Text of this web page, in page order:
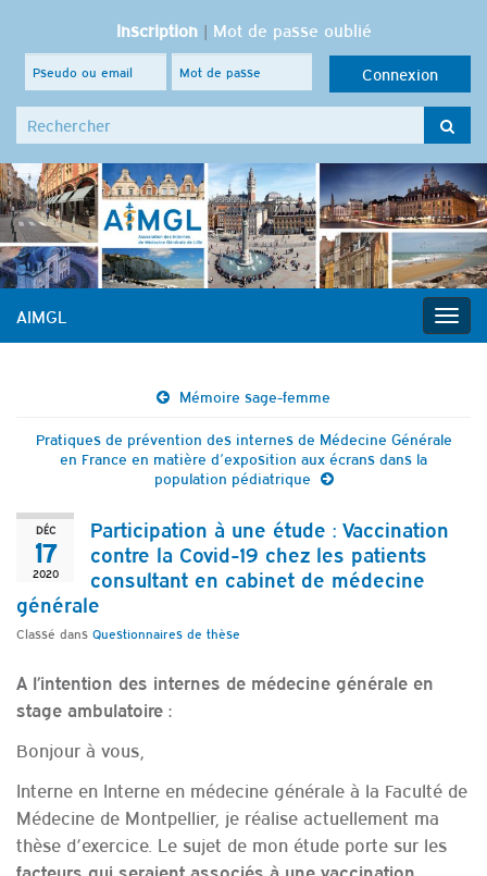
Inscription| Mot de passe oublié
Search for:
AIMGL
Mémoire sage-femme
Pratiques de prévention des internes de Médecine Générale
en France en matière d’exposition aux écrans dans la
population pédiatrique
DÉC
17
2020
Participation à une étude : Vaccination
contre la Covid-19 chez les patients
consultant en cabinet de médecine
générale
Classé dans Questionnaires de thèse
A l’intention des internes de médecine générale en
stage ambulatoire :
Bonjour à vous,
Interne en Interne en médecine générale à la Faculté de
Médecine de Montpellier, je réalise actuellement ma
thèse d’exercice. Le sujet de mon étude porte sur les